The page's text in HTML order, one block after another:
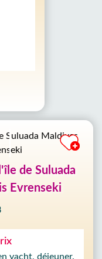
de Suluada
Evrenseki
yacht, déjeuner.